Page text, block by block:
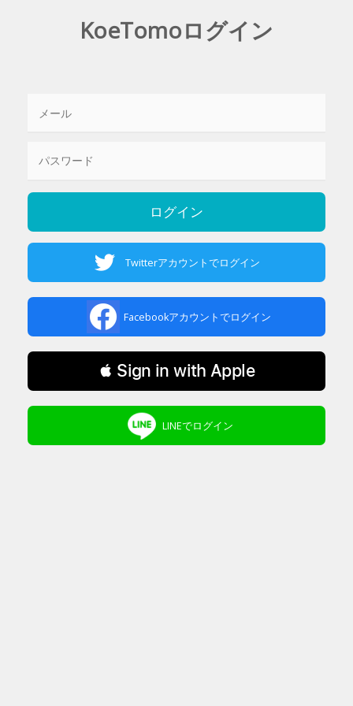
KoeTomoログイン
Twitterアカウントでログイン
Facebookアカウントでログイン
 Sign in with Apple
LINEでログイン